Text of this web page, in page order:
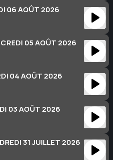
06 AOÛT 2026
05 AOÛT 2026
04 AOÛT 2026
03 AOÛT 2026
31 JUILLET 2026